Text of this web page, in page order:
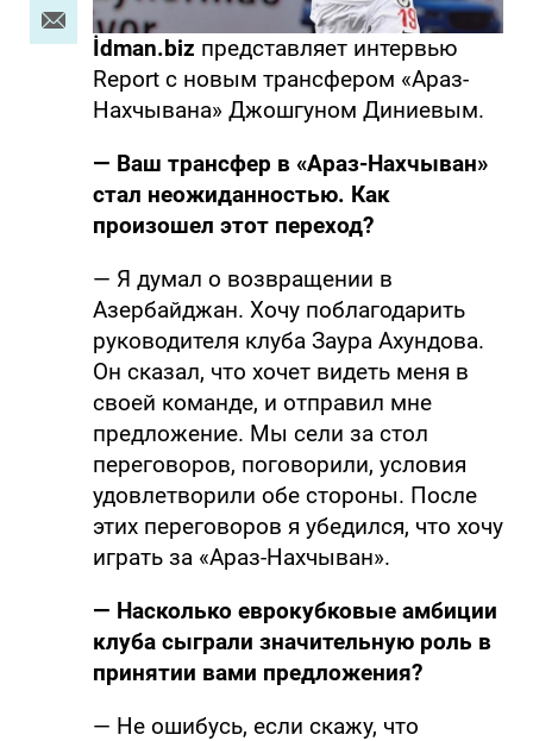
İdman.biz представляет интервью
Report с новым трансфером «Араз-
Нахчывана» Джошгуном Диниевым.
— Ваш трансфер в «Араз-Нахчыван»
стал неожиданностью. Как
произошел этот переход?
— Я думал о возвращении в
Азербайджан. Хочу поблагодарить
руководителя клуба Заура Ахундова.
Он сказал, что хочет видеть меня в
своей команде, и отправил мне
предложение. Мы сели за стол
переговоров, поговорили, условия
удовлетворили обе стороны. После
этих переговоров я убедился, что хочу
играть за «Араз-Нахчыван».
— Насколько еврокубковые амбиции
клуба сыграли значительную роль в
принятии вами предложения?
— Не ошибусь, если скажу, что